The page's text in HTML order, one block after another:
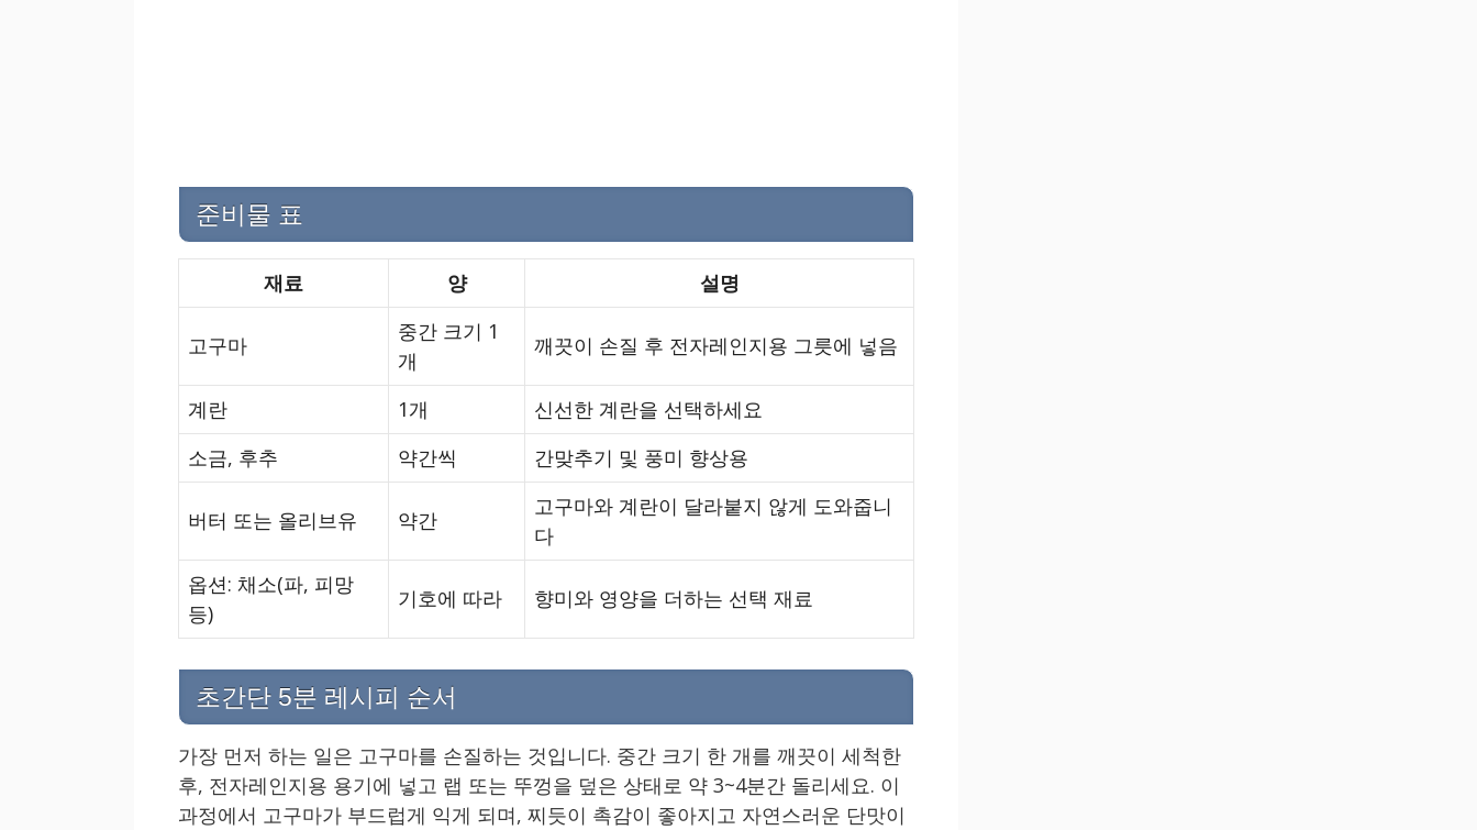
준비물 표
재료 양 설명
고구마
중간 크기 1
개
깨끗이 손질 후 전자레인지용 그릇에 넣음
계란 1개
신선한 계란을 선택하세요
소금, 후추
약간씩 간맞추기 및 풍미 향상용
버터 또는 올리브유 약간
고구마와 계란이 달라붙지 않게 도와줍니
다
옵션: 채소(파, 피망
등)
기호에 따라 향미와 영양을 더하는 선택 재료
초간단 5분 레시피 순서
가장 먼저 하는 일은 고구마를 손질하는 것입니다. 중간 크기 한 개를 깨끗이 세척한
후, 전자레인지용 용기에 넣고 랩 또는 뚜껑을 덮은 상태로 약 3~4분간 돌리세요. 이
과정에서 고구마가 부드럽게 익게 되며, 찌듯이 촉감이 좋아지고 자연스러운 단맛이